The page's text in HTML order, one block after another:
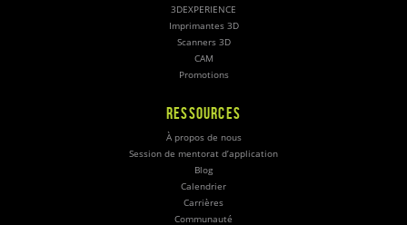
3DEXPERIENCE
Imprimantes 3D
Scanners 3D
CAM
Promotions
RESSOURCES
À propos de nous
Session de mentorat d’application
Blog
Calendrier
Carrières
Communauté